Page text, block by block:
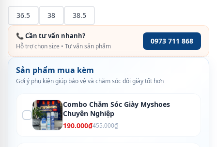
36.5 38 38.5
📞 Cần tư vấn nhanh?
Hỗ trợ chọn size • Tư vấn sản phẩm
0973 711 868
Sản phẩm mua kèm
Gợi ý phụ kiện giúp bảo vệ và chăm sóc đôi giày tốt hơn
Combo Chăm Sóc Giày Myshoes
Chuyên Nghiệp
190.000₫455.000₫